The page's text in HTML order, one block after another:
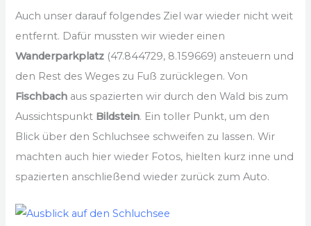
Auch unser darauf folgendes Ziel war wieder nicht weit
entfernt. Dafür mussten wir wieder einen
Wanderparkplatz (47.844729, 8.159669) ansteuern und
den Rest des Weges zu Fuß zurücklegen. Von
Fischbach aus spazierten wir durch den Wald bis zum
Aussichtspunkt Bildstein. Ein toller Punkt, um den
Blick über den Schluchsee schweifen zu lassen. Wir
machten auch hier wieder Fotos, hielten kurz inne und
spazierten anschließend wieder zurück zum Auto.